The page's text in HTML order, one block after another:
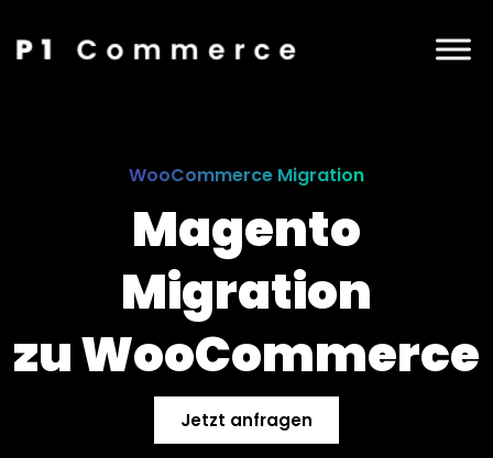
WooCommerce Migration
Magento
Migration
zu Woo­Commerce
Jetzt anfragen